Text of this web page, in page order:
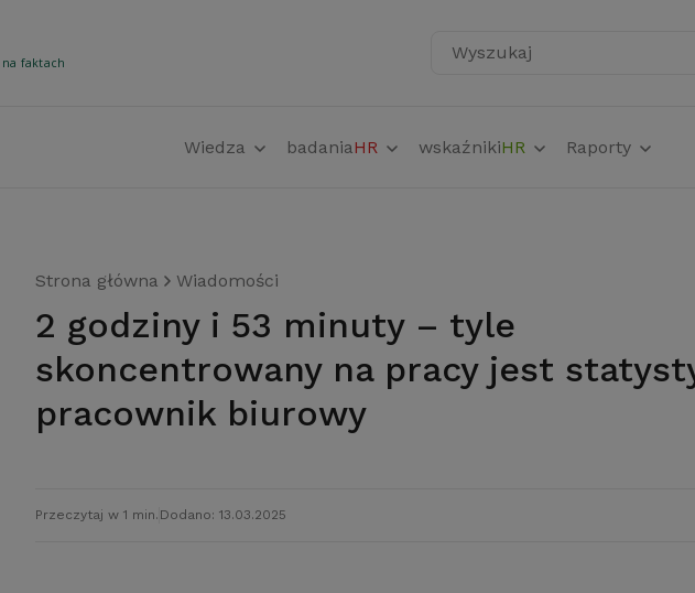
faktach Wyszukaj
Wiedza badaniaHR wskaźnikiHR Raporty
Strona główna Wiadomości
2 godziny i 53 minuty – tyle
skoncentrowany na pracy jest
pracownik biurowy
Przeczytaj w 1 min. Dodano: 13.03.2025